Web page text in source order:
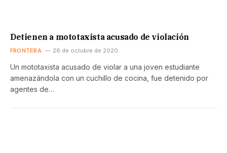
Detienen a mototaxista acusado de violación
FRONTERA 26 de octubre de 2020
Un mototaxista acusado de violar a una joven estudiante
amenazándola con un cuchillo de cocina, fue detenido por
agentes de…